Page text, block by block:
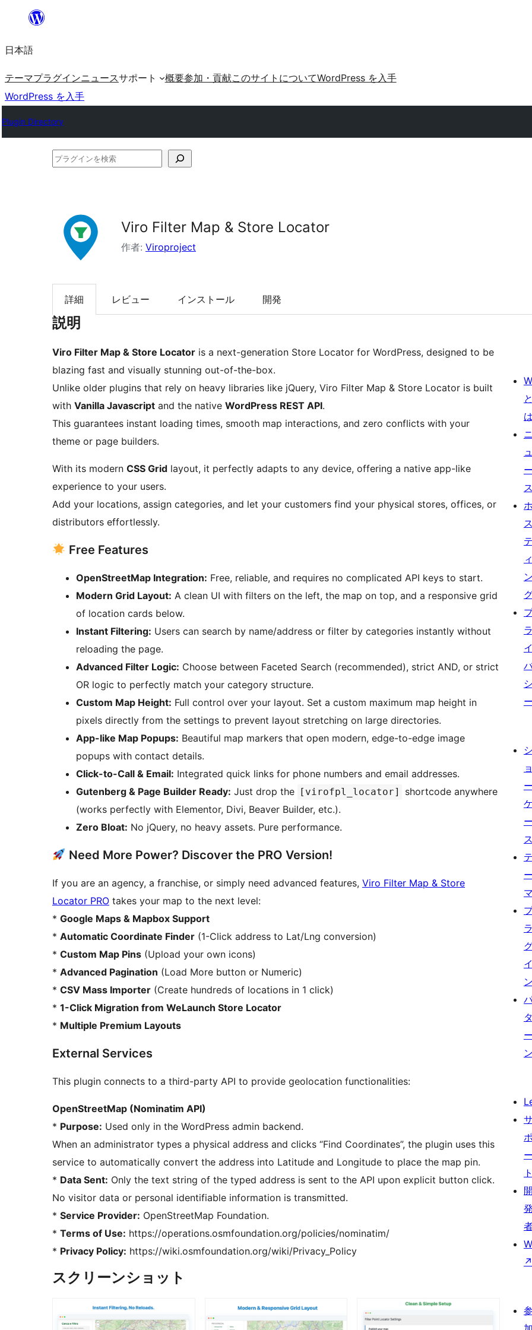
を
ッ
プ
日本語
テーマプラグインニュースサポート 概要参加・貢献このサイトについてWordPress を入手
WordPress を入手
Plugin Directory
プ
索
Viro Filter Map & Store Locator
作者: Viroproject
詳細 レビュー インストール 開発
説明
Viro Filter Map & Store Locator is a next-generation Store Locator for WordPress, designed to be
blazing fast and visually stunning out-of-the-box.
Unlike older plugins that rely on heavy libraries like jQuery, Viro Filter Map & Store Locator is built
with Vanilla Javascript and the native WordPress REST API.
This guarantees instant loading times, smooth map interactions, and zero conflicts with your
theme or page builders.
With its modern CSS Grid layout, it perfectly adapts to any device, offering a native app-like
experience to your users.
Add your locations, assign categories, and let your customers find your physical stores, offices, or
distributors effortlessly.
Free Features
OpenStreetMap Integration: Free, reliable, and requires no complicated API keys to start.
Modern Grid Layout: A clean UI with filters on the left, the map on top, and a responsive grid
of location cards below.
Instant Filtering: Users can search by name/address or filter by categories instantly without
reloading the page.
Advanced Filter Logic: Choose between Faceted Search (recommended), strict AND, or strict
OR logic to perfectly match your category structure.
Custom Map Height: Full control over your layout. Set a custom maximum map height in
pixels directly from the settings to prevent layout stretching on large directories.
App-like Map Popups: Beautiful map markers that open modern, edge-to-edge image
popups with contact details.
Click-to-Call & Email: Integrated quick links for phone numbers and email addresses.
Gutenberg & Page Builder Ready: Just drop the [virofpl_locator]
shortcode anywhere
(works perfectly with Elementor, Divi, Beaver Builder, etc.).
Zero Bloat: No jQuery, no heavy assets. Pure performance.
Need More Power? Discover the PRO Version!
If you are an agency, a franchise, or simply need advanced features, Viro Filter Map & Store
Locator PRO takes your map to the next level:
* Google Maps & Mapbox Support
* Automatic Coordinate Finder (1-Click address to Lat/Lng conversion)
* Custom Map Pins (Upload your own icons)
* Advanced Pagination (Load More button or Numeric)
* CSV Mass Importer (Create hundreds of locations in 1 click)
* 1-Click Migration from WeLaunch Store Locator
* Multiple Premium Layouts
External Services
This plugin connects to a third-party API to provide geolocation functionalities:
OpenStreetMap (Nominatim API)
* Purpose: Used only in the WordPress admin backend.
When an administrator types a physical address and clicks “Find Coordinates”, the plugin uses this
service to automatically convert the address into Latitude and Longitude to place the map pin.
* Data Sent: Only the text string of the typed address is sent to the API upon explicit button click.
No visitor data or personal identifiable information is transmitted.
* Service Provider: OpenStreetMap Foundation.
* Terms of Use: https://operations.osmfoundation.org/policies/nominatim/
* Privacy Policy: https://wiki.osmfoundation.org/wiki/Privacy_Policy
スクリーンショット
と
は
ニ
ュ
ー
ス
ホ
ス
テ
ィ
ン
ラ
イ
シ
ー
シ
ョ
ー
ケ
ー
ス
テ
ー
マ
ラ
イ
ン
タ
ー
ン
サ
ポ
ー
ト
開
発
↗
参